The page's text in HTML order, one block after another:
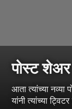
पोस्ट शेअर
आता त्यांच्या
यांनी त्यांच्या